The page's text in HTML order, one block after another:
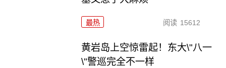
最热 阅读 15612
黄岩岛上空惊雷起！东大\"八一
\"警巡完全不一样